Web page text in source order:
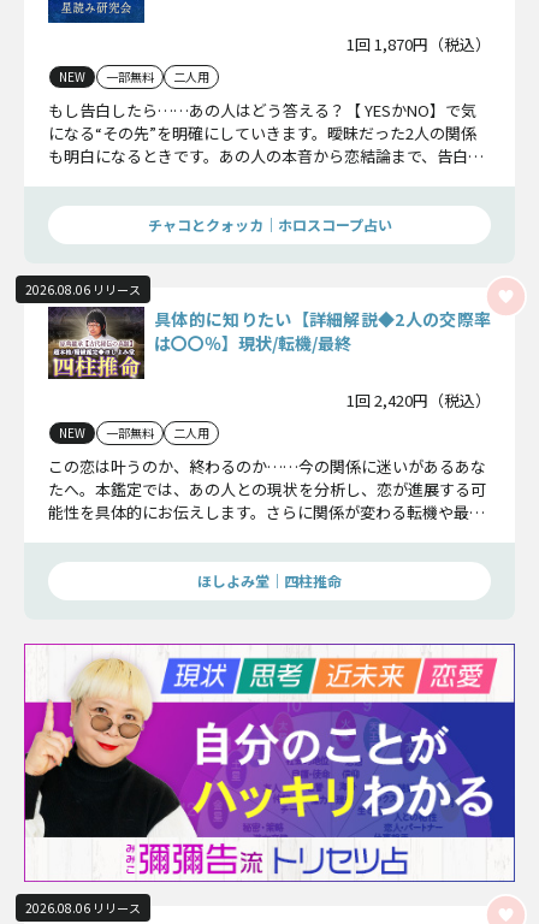
1回 1,870円（税込）
NEW 一部無料 二人用
もし告白したら……あの人はどう答える？【 YESかNO】で気
になる“その先”を明確にしていきます。曖昧だった2人の関係
も明白になるときです。あの人の本音から恋結論まで、告白前
チャコとクォッカ｜ホロスコープ占い
2026.08.06 リリース
具体的に知りたい【詳細解説◆2人の交際率
は〇〇％】現状/転機/最終
1回 2,420円（税込）
NEW 一部無料 二人用
この恋は叶うのか、終わるのか……今の関係に迷いがあるあな
たへ。本鑑定では、あの人との現状を分析し、恋が進展する可
能性を具体的にお伝えします。さらに関係が変わる転機や最終
ほしよみ堂｜四柱推命
2026.08.06 リリース